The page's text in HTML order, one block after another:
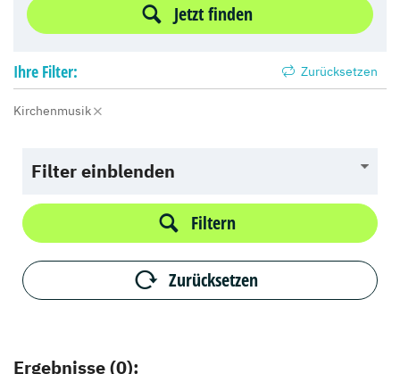
Jetzt finden
Ihre Filter: Zurücksetzen
Kirchenmusik
Filter einblenden
Filtern
Zurücksetzen
Ergebnisse (0):